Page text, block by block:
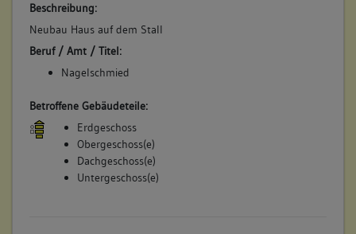
Beschreibung:
Neubau Haus auf dem Stall
Beruf / Amt / Titel:
Nagelschmied
Betroffene Gebäudeteile:
Erdgeschoss
Obergeschoss(e)
Dachgeschoss(e)
Untergeschoss(e)